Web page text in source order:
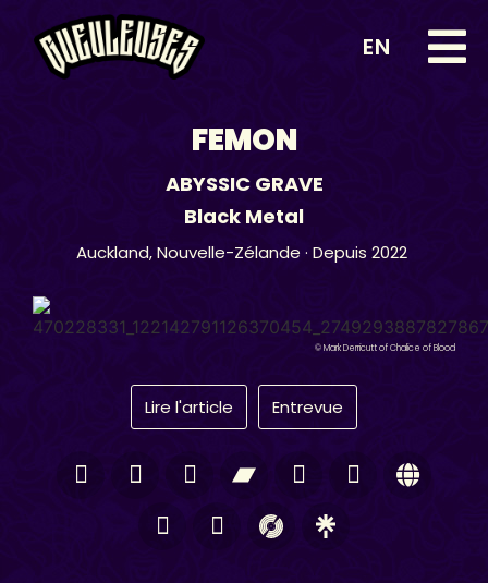
EN
FEMON
ABYSSIC GRAVE
Black Metal
Auckland,Nouvelle-Zélande · Depuis 2022
© Mark Derricutt of Chalice of Blood
Lire l'article Entrevue